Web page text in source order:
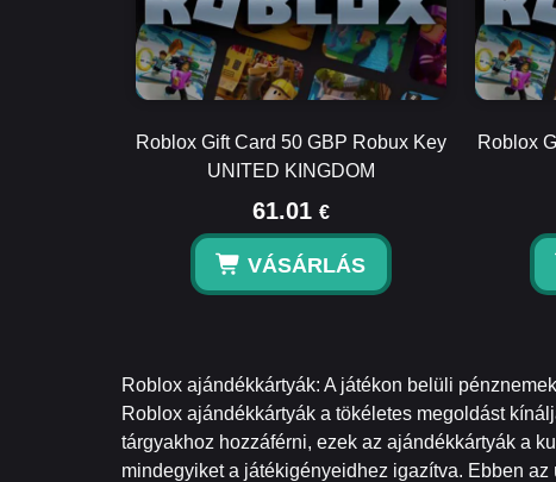
Roblox Gift Card 50 GBP Robux Key
UNITED KINGDOM
61.01 €
VÁSÁRLÁS
Roblox
Roblox ajándékkártyák: A játékon belüli
Roblox ajándékkártyák a tökéletes megoldást
tárgyakhoz hozzáférni, ezek az ajándékkártyák a
mindegyiket a játékigényeidhez igazítva. Ebben